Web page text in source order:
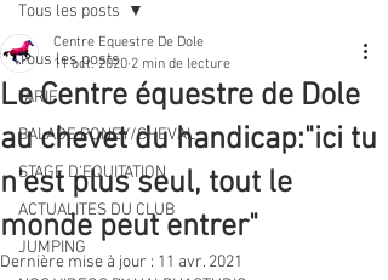
Tous les posts
TARIF
BALADE PONEY/CHEVAL
STAGE D'EQUITATION
ACTUALITES DU CLUB
JUMPING
Tous les posts
Le Centre équestre de Dole
au chevet du handicap:"ici tu
n'est plus seul, tout le
monde peut entrer"
Centre Equestre De Dole
11 oct. 2020 2 min de lecture
Dernière mise à jour : 11 avr. 2021